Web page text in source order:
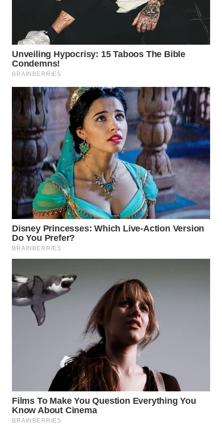
SELEB
WAHANA
PERSONA
WAHANA
OTOMOTIF
WAHANA
HEALTH
WAHANA
DESA
WISATA
LAPAK
WAHANA
Wahana
KONSUMEN
LISTRIK
MASYARAKAT
MAWAKA
ID